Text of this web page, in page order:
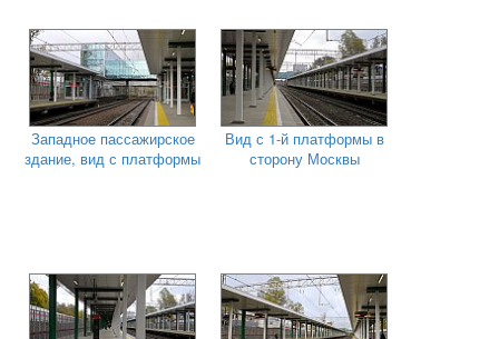
Западное пассажирское
здание, вид с платформы
Вид с 1-й платформы в
сторону Москвы